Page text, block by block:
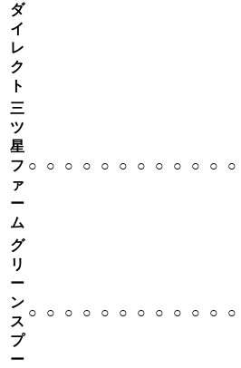
ダ
イ
レ
ク
ト
三
ツ
星
フ
ァ
ー
ム
○ ○ ○ ○ ○ ○ ○ ○ ○ ○ ○ ○
グ
リ
ー
ン
ス
プ
ー
○ ○ ○ ○ ○ ○ ○ ○ ○ ○ ○ ○